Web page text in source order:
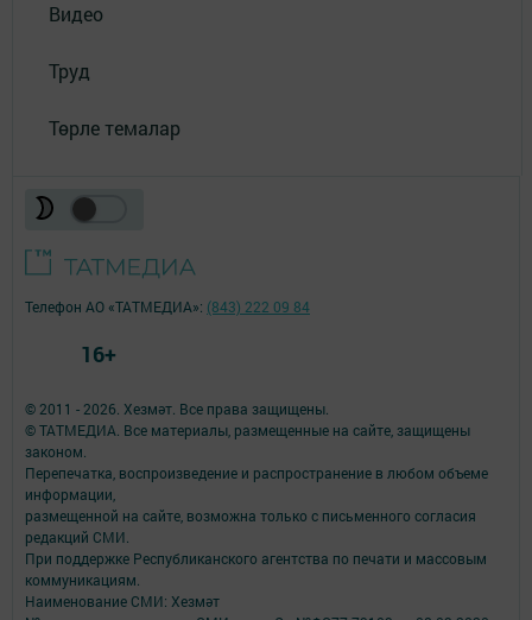
Видео
Труд
Төрле темалар
© 2011 - 2026. Хезмәт. Все права защищены.
© ТАТМЕДИА. Все материалы, размещенные на сайте, защищены
законом.
Перепечатка, воспроизведение и распространение в любом объеме
информации,
размещенной на сайте, возможна только с письменного согласия
редакций СМИ.
При поддержке Республиканского агентства по печати и массовым
коммуникациям.
Наименование СМИ: Хезмәт
Телефон АО «ТАТМЕДИА»: (843) 222 09 84
16+